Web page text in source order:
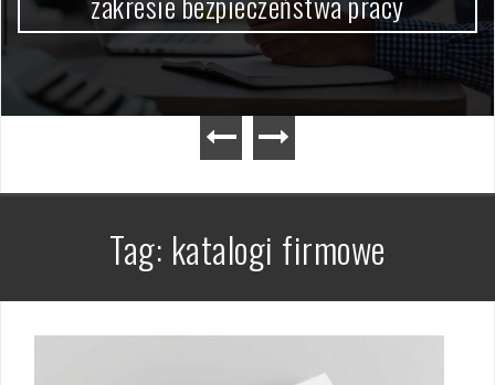
Tag: katalogi firmowe